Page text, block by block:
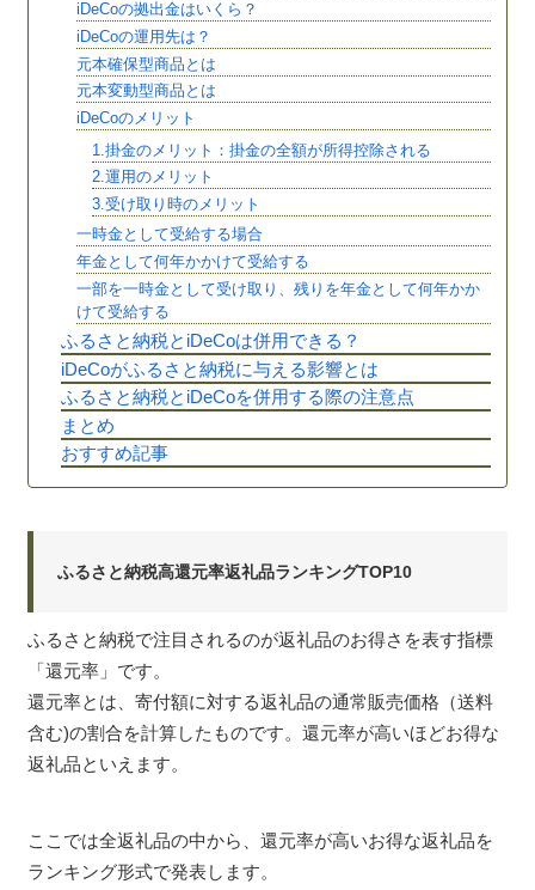
iDeCoの拠出金はいくら？
iDeCoの運用先は？
元本確保型商品とは
元本変動型商品とは
iDeCoのメリット
1.掛金のメリット：掛金の全額が所得控除される
2.運用のメリット
3.受け取り時のメリット
一時金として受給する場合
年金として何年かかけて受給する
一部を一時金として受け取り、残りを年金として何年かか
けて受給する
ふるさと納税とiDeCoは併用できる？
iDeCoがふるさと納税に与える影響とは
ふるさと納税とiDeCoを併用する際の注意点
まとめ
おすすめ記事
ふるさと納税高還元率返礼品ランキングTOP10
ふるさと納税で注目されるのが返礼品のお得さを表す指標
「還元率」です。
還元率とは、寄付額に対する返礼品の通常販売価格（送料
含む)の割合を計算したものです。還元率が高いほどお得な
返礼品といえます。
ここでは全返礼品の中から、還元率が高いお得な返礼品を
ランキング形式で発表します。